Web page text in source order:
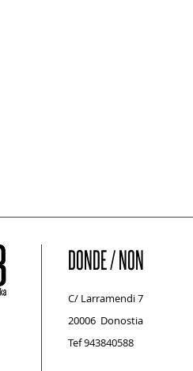
DONDE / NON
C/ Larramendi 7
20006 Donostia
Tef 943840588